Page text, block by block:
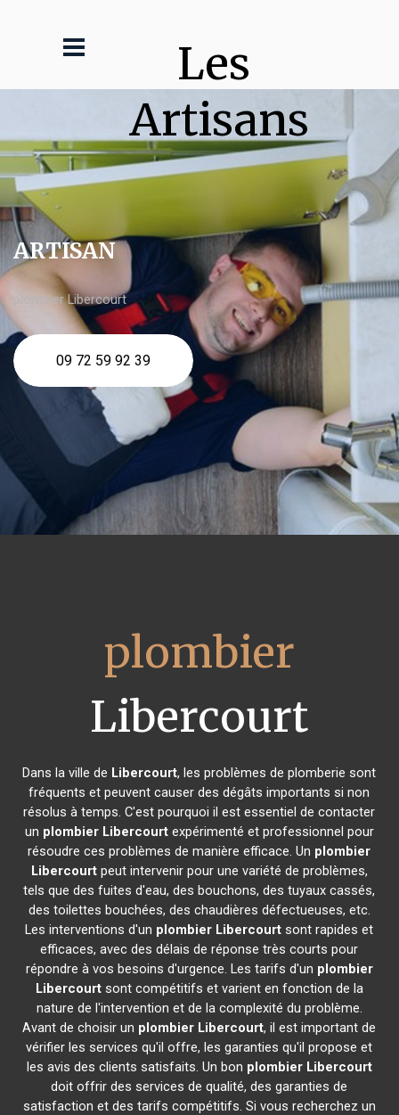
Les
Artisans
ARTISAN
plombier Libercourt
09 72 59 92 39
plombier
Libercourt
Dans la ville de Libercourt, les problèmes de plomberie sont
fréquents et peuvent causer des dégâts importants si non
résolus à temps. C'est pourquoi il est essentiel de contacter
un plombier Libercourtexpérimenté et professionnel pour
résoudre ces problèmes de manière efficace. Un plombier
Libercourtpeut intervenir pour une variété de problèmes,
tels que des fuites d'eau, des bouchons, des tuyaux cassés,
des toilettes bouchées, des chaudières défectueuses, etc.
Les interventions d'un plombier Libercourt sont rapides et
efficaces, avec des délais de réponse très courts pour
répondre à vos besoins d'urgence. Les tarifs d'un plombier
Libercourtsont compétitifs et varient en fonction de la
nature de l'intervention et de la complexité du problème.
Avant de choisir un plombier Libercourt, il est important de
vérifier les services qu'il offre, les garanties qu'il propose et
les avis des clients satisfaits. Un bon plombier Libercourt
doit offrir des services de qualité, des garanties de
satisfaction et des tarifs compétitifs. Si vous recherchez un